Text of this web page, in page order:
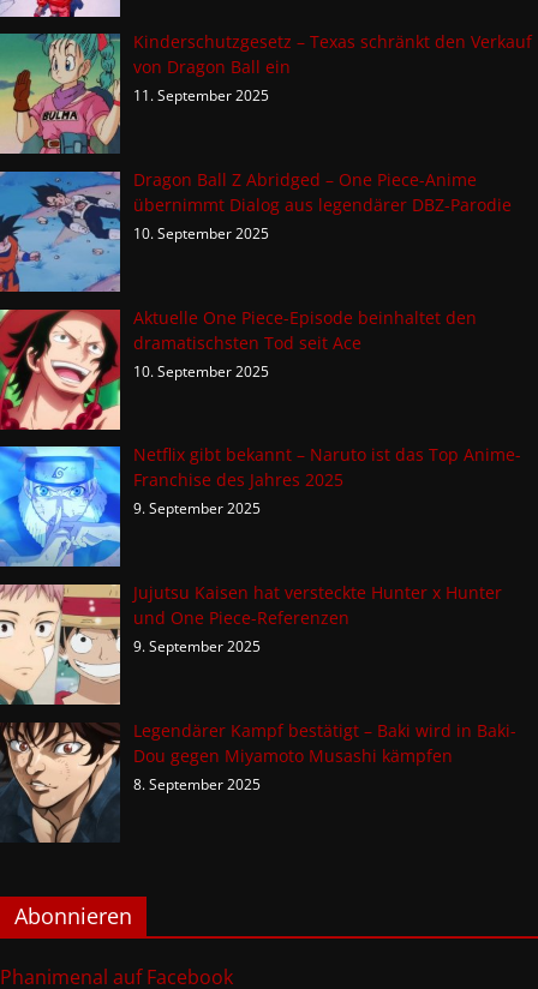
Kinderschutzgesetz – Texas schränkt den Verkauf
von Dragon Ball ein
11. September 2025
Dragon Ball Z Abridged – One Piece-Anime
übernimmt Dialog aus legendärer DBZ-Parodie
10. September 2025
Aktuelle One Piece-Episode beinhaltet den
dramatischsten Tod seit Ace
10. September 2025
Netflix gibt bekannt – Naruto ist das Top Anime-
Franchise des Jahres 2025
9. September 2025
Jujutsu Kaisen hat versteckte Hunter x Hunter
und One Piece-Referenzen
9. September 2025
Legendärer Kampf bestätigt – Baki wird in Baki-
Dou gegen Miyamoto Musashi kämpfen
8. September 2025
Abonnieren
Phanimenal auf Facebook